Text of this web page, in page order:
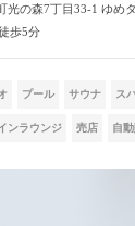
光の森7丁目33-1 ゆめ
歩5分
プール サウナ ス
ンラウンジ 売店 自